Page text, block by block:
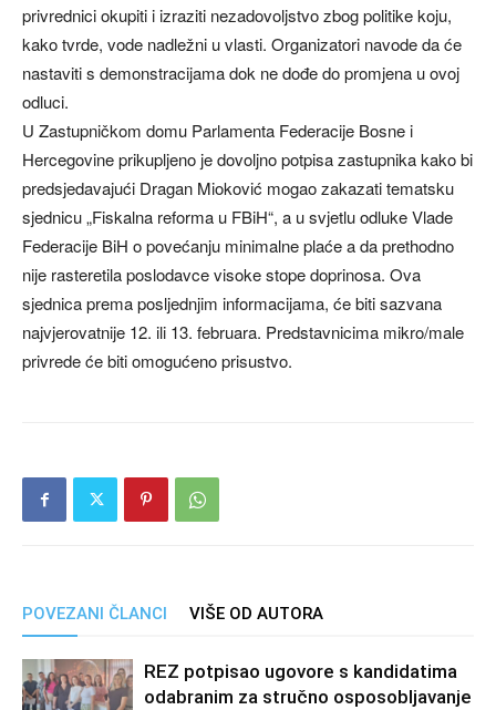
privrednici okupiti i izraziti nezadovoljstvo zbog politike koju,
kako tvrde, vode nadležni u vlasti. Organizatori navode da će
nastaviti s demonstracijama dok ne dođe do promjena u ovoj
odluci.
U Zastupničkom domu Parlamenta Federacije Bosne i
Hercegovine prikupljeno je dovoljno potpisa zastupnika kako bi
predsjedavajući Dragan Mioković mogao zakazati tematsku
sjednicu „Fiskalna reforma u FBiH“, a u svjetlu odluke Vlade
Federacije BiH o povećanju minimalne plaće a da prethodno
nije rasteretila poslodavce visoke stope doprinosa. Ova
sjednica prema posljednjim informacijama, će biti sazvana
najvjerovatnije 12. ili 13. februara. Predstavnicima mikro/male
privrede će biti omogućeno prisustvo.
POVEZANI ČLANCI VIŠE OD AUTORA
REZ potpisao ugovore s kandidatima
odabranim za stručno osposobljavanje